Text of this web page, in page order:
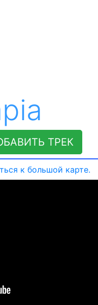
ТРЕК
к большой карте.